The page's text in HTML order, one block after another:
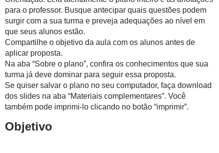
para o professor. Busque antecipar quais questões podem
surgir com a sua turma e preveja adequações ao nível em
que seus alunos estão.
Compartilhe o objetivo da aula com os alunos antes de
aplicar proposta.
Na aba “Sobre o plano”, confira os conhecimentos que sua
turma já deve dominar para seguir essa proposta.
Se quiser salvar o plano no seu computador, faça download
dos slides na aba “Materiais complementares”. Você
também pode imprimi-lo clicando no botão “imprimir”.
Objetivo